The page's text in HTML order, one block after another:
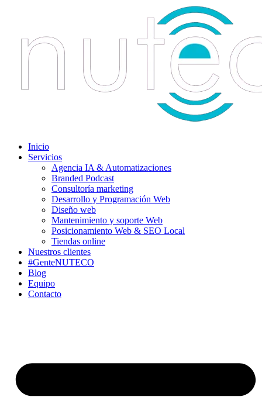
Inicio
Servicios
Agencia IA & Automatizaciones
Branded Podcast
Consultoría marketing
Desarrollo y Programación Web
Diseño web
Mantenimiento y soporte Web
Posicionamiento Web & SEO Local
Tiendas online
Nuestros clientes
#GenteNUTECO
Blog
Equipo
Contacto